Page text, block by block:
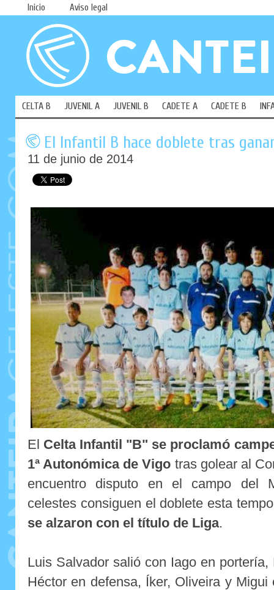
Inicio Aviso legal
CELTA B JUVENIL A JUVENIL B CADETE A CADETE B
El Infantil B hace doblete tras
11 de junio de 2014
El Celta Infantil "B" se proclamó
1ª Autonómica de Vigo tras golear al
encuentro disputo en el campo del
celestes consiguen el doblete esta
se alzaron con el título de Liga.
Luis Salvador salió con Iago en
Héctor en defensa, Íker, Oliveira y